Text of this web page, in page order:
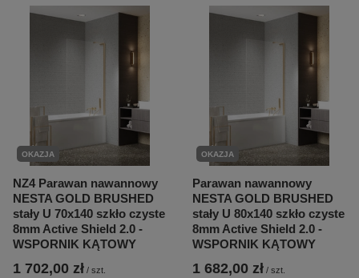
OKAZJA
NZ4 Parawan nawannowy
NESTA GOLD BRUSHED
stały U 70x140 szkło czyste
8mm Active Shield 2.0 -
WSPORNIK KĄTOWY
1 702,00 zł / szt.
OKAZJA
Parawan nawannowy
NESTA GOLD BRUSHED
stały U 80x140 szkło czyste
8mm Active Shield 2.0 -
WSPORNIK KĄTOWY
1 682,00 zł / szt.